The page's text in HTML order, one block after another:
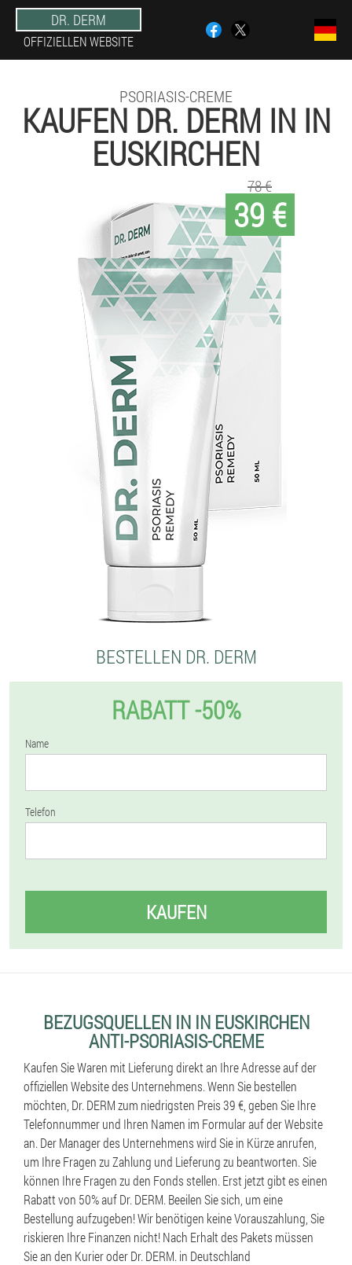
DR. DERM
OFFIZIELLEN WEBSITE
PSORIASIS-CREME
KAUFEN DR. DERM IN IN
EUSKIRCHEN
39 €
78 €
BESTELLEN DR. DERM
RABATT -50%
Name
Telefon
KAUFEN
BEZUGSQUELLEN IN IN EUSKIRCHEN
ANTI-PSORIASIS-CREME
Kaufen Sie Waren mit Lieferung direkt an Ihre Adresse auf der
offiziellen Website des Unternehmens. Wenn Sie bestellen
möchten, Dr. DERM zum niedrigsten Preis 39 €, geben Sie Ihre
Telefonnummer und Ihren Namen im Formular auf der Website
an. Der Manager des Unternehmens wird Sie in Kürze anrufen,
um Ihre Fragen zu Zahlung und Lieferung zu beantworten. Sie
können Ihre Fragen zu den Fonds stellen. Erst jetzt gibt es einen
Rabatt von 50% auf Dr. DERM. Beeilen Sie sich, um eine
Bestellung aufzugeben! Wir benötigen keine Vorauszahlung, Sie
riskieren Ihre Finanzen nicht! Nach Erhalt des Pakets müssen
Sie an den Kurier oder Dr. DERM. in Deutschland